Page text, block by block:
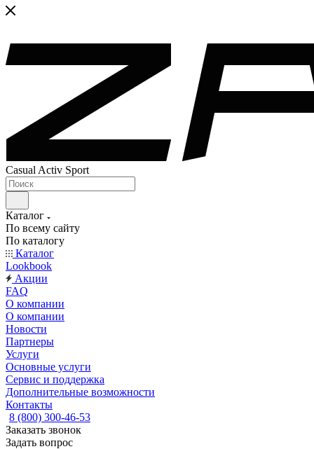
Casual Activ Sport
Каталог
По всему сайту
По каталогу
Каталог
Lookbook
Акции
FAQ
О компании
О компании
Новости
Партнеры
Услуги
Основные услуги
Сервис и поддержка
Дополнительные возможности
Контакты
8 (800) 300-46-53
Заказать звонок
Задать вопрос